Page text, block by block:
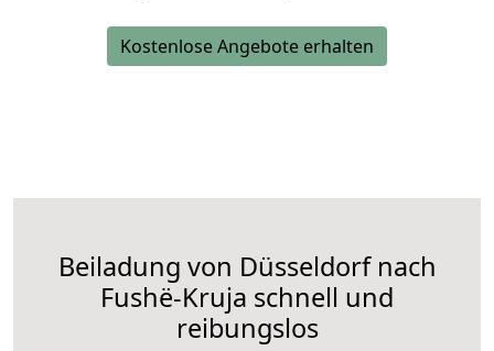
Kostenlose Angebote erhalten
Beiladung von Düsseldorf nach
Fushë-Kruja schnell und
reibungslos